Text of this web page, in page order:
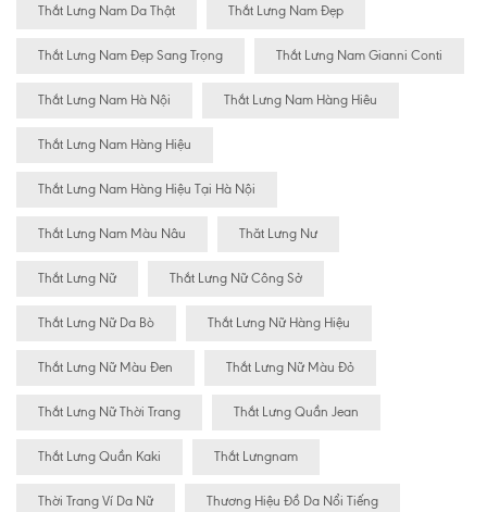
Thắt Lưng Nam Da Thật Thắt Lưng Nam Đẹp
Thắt Lưng Nam Đẹp Sang Trọng Thắt Lưng Nam Gianni Conti
Thắt Lưng Nam Hà Nội Thắt Lưng Nam Hàng Hiêu
Thắt Lưng Nam Hàng Hiệu
Thắt Lưng Nam Hàng Hiệu Tại Hà Nội
Thắt Lưng Nam Màu Nâu Thăt Lưng Nư
Thắt Lưng Nữ Thắt Lưng Nữ Công Sở
Thắt Lưng Nữ Da Bò Thắt Lưng Nữ Hàng Hiệu
Thắt Lưng Nữ Màu Đen Thắt Lưng Nữ Màu Đỏ
Thắt Lưng Nữ Thời Trang Thắt Lưng Quần Jean
Thắt Lưng Quần Kaki Thắt Lưngnam
Thời Trang Ví Da Nữ Thương Hiệu Đồ Da Nổi Tiếng